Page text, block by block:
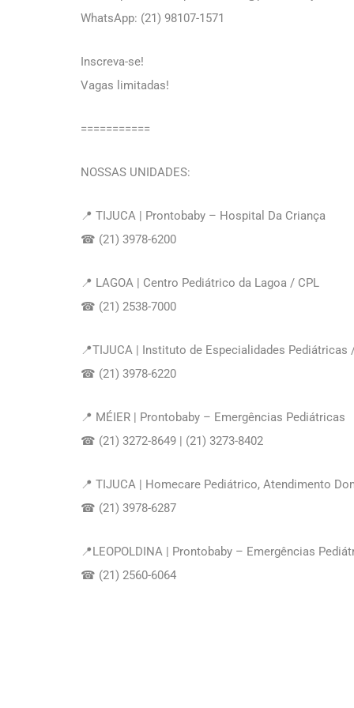
WhatsApp: (21) 98107-1571
Inscreva-se!
Vagas limitadas!
===========
NOSSAS UNIDADES:⠀
📍 TIJUCA | Prontobaby – Hospital Da Criança
☎ (21) 3978-6200
📍 LAGOA | Centro Pediátrico da Lagoa / CPL
☎ (21) 2538-7000
📍TIJUCA | Instituto de Especialidades Pediátricas
☎ (21) 3978-6220
📍 MÉIER | Prontobaby – Emergências Pediátricas
☎ (21) 3272-8649 | (21) 3273-8402
📍 TIJUCA | Homecare Pediátrico, Atendimento
☎ (21) 3978-6287
📍LEOPOLDINA | Prontobaby – Emergências
☎ (21) 2560-6064